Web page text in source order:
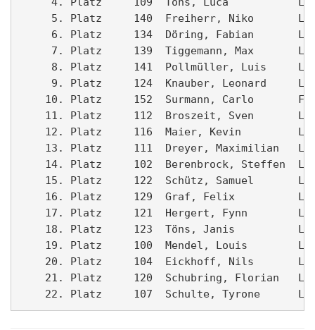
5. Platz     140  Freiherr, Niko
6. Platz     134  Döring, Fabian
7. Platz     139  Tiggemann, Max
8. Platz     141  Pollmüller, Luis
9. Platz     124  Knauber, Leonard
10. Platz     152  Surmann, Carlo
11. Platz     112  Broszeit, Sven
12. Platz     116  Maier, Kevin
13. Platz     111  Dreyer, Maximilian
14. Platz     102  Berenbrock, Steffen
15. Platz     122  Schütz, Samuel
16. Platz     129  Graf, Felix
17. Platz     121  Hergert, Fynn
18. Platz     123  Töns, Janis
19. Platz     100  Mendel, Louis
20. Platz     104  Eickhoff, Nils
21. Platz     120  Schubring, Florian